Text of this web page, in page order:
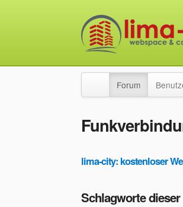
Forum
lima-city: kostenloser
Schlagworte